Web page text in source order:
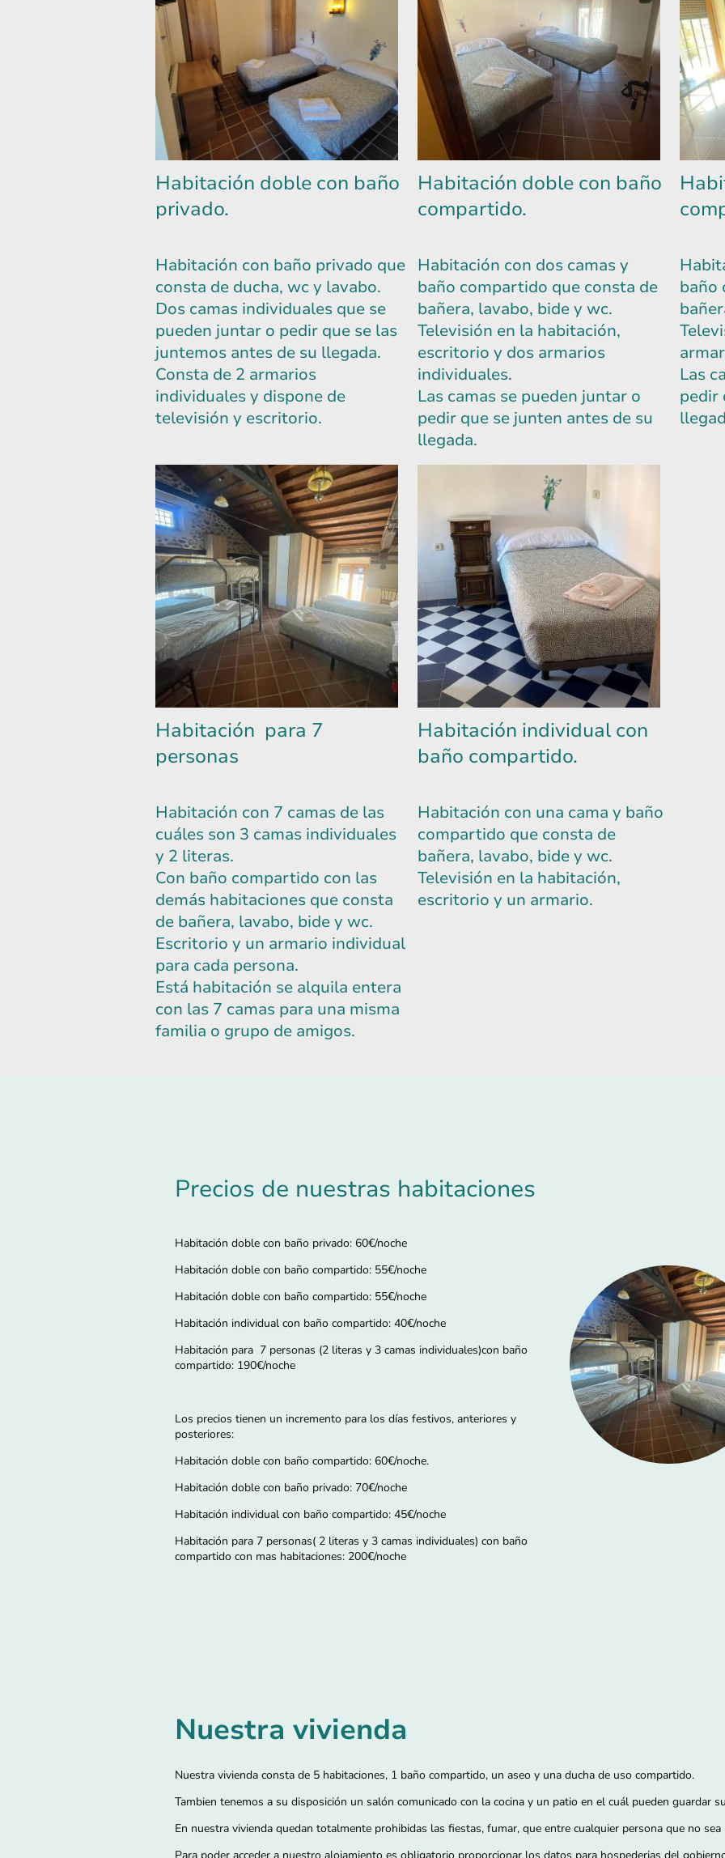
Habitación doble con baño
privado.
Habitación con baño privado que
consta de ducha, wc y lavabo.
Dos camas individuales que se
pueden juntar o pedir que se las
juntemos antes de su llegada.
Consta de 2 armarios
individuales y dispone de
televisión y escritorio.
Habitación doble con baño
compartido.
Habitación con dos camas y
baño compartido que consta de
bañera, lavabo, bide y wc.
Televisión en la habitación,
escritorio y dos armarios
individuales.
Las camas se pueden juntar o
pedir que se junten antes de su
llegada.
baño
Las
pedir
Habitación para 7
personas
Habitación con 7 camas de las
cuáles son 3 camas individuales
y 2 literas.
Con baño compartido con las
demás habitaciones que consta
de bañera, lavabo, bide y wc.
Escritorio y un armario individual
para cada persona.
Está habitación se alquila entera
con las 7 camas para una misma
familia o grupo de amigos.
Habitación individual con
baño compartido.
Habitación con una cama y baño
compartido que consta de
bañera, lavabo, bide y wc.
Televisión en la habitación,
escritorio y un armario.
Precios de nuestras habitaciones
Habitación doble con baño privado: 60€/noche
Habitación doble con baño compartido: 55€/noche
Habitación doble con baño compartido: 55€/noche
Habitación individual con baño compartido: 40€/noche
Habitación para 7 personas (2 literas y 3 camas individuales)con baño
compartido: 190€/noche
Los precios tienen un incremento para los días festivos, anteriores y
posteriores:
Habitación doble con baño compartido: 60€/noche.
Habitación doble con baño privado: 70€/noche
Habitación individual con baño compartido: 45€/noche
Habitación para 7 personas( 2 literas y 3 camas individuales) con baño
compartido con mas habitaciones: 200€/noche
Nuestra vivienda
Nuestra vivienda consta de 5 habitaciones, 1 baño compartido, un aseo y una ducha de uso compartido.
Tambien tenemos a su disposición un salón comunicado con la cocina y un patio en el cuál pueden guardar
En nuestra vivienda quedan totalmente prohibidas las fiestas, fumar, que entre cualquier persona que no